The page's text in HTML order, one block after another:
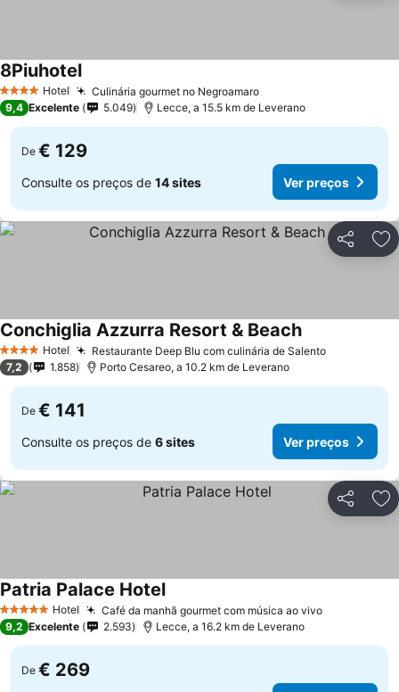
4 EstrelasHotel Culinária gourmet no NegroamaroVer preços
8PiuhotelVer preços
9,4 Excelente 5.049 Lecce, a 15.5 km de Leverano
De € 129
Consulte os preços de 14 sites Ver preços
Partilhar
4 EstrelasHotel Restaurante Deep Blu com culinária de SalentoVer preços
Conchiglia Azzurra Resort & BeachVer preços
7,2 1.858 Porto Cesareo, a 10.2 km de Leverano
De € 141
Consulte os preços de 6 sites Ver preços
Partilhar
5 Estrelas Hotel Café da manhã gourmet com música ao vivoVer preços
Patria Palace HotelVer preços
9,2 Excelente 2.593 Lecce, a 16.2 km de Leverano
De € 269